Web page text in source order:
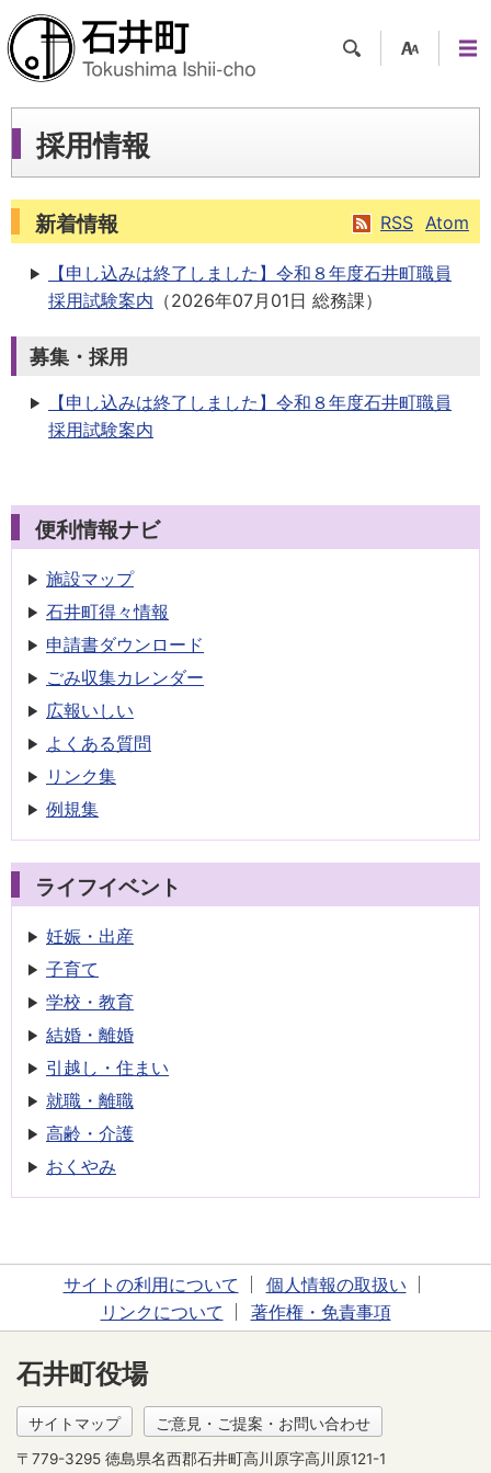
ツー
ュー
採用情報
新着情報 RSS Atom
【申し込みは終了しました】令和８年度石井町職員
採用試験案内 （2026年07月01日 総務課）
募集・採用
【申し込みは終了しました】令和８年度石井町職員
採用試験案内
便利情報ナビ
施設マップ
石井町得々情報
申請書ダウンロード
ごみ収集カレンダー
広報いしい
よくある質問
リンク集
例規集
ライフイベント
妊娠・出産
子育て
学校・教育
結婚・離婚
引越し・住まい
就職・離職
高齢・介護
おくやみ
サイトの利用について
個人情報の取扱い
リンクについて
著作権・免責事項
石井町役場
サイトマップ ご意見・ご提案・お問い合わせ
〒779-3295 徳島県名西郡石井町高川原字高川原121-1